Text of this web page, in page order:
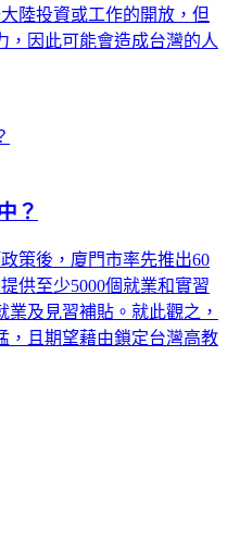
陸投資或工作的開放，但
，因此可能會造成台灣的人
？
策後，廈門市率先推出60
供至少5000個就業和實習
及見習補貼。就此觀之，
，且期望藉由鎖定台灣高教